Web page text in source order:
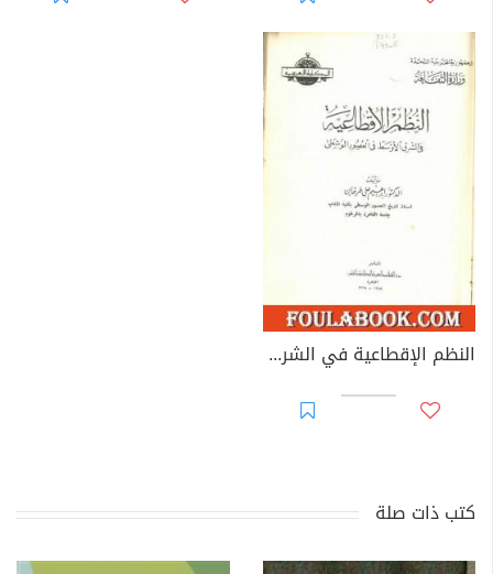
النظم الإقطاعية في الشرق الأوسط في العصور الوسطى
كتب ذات صلة